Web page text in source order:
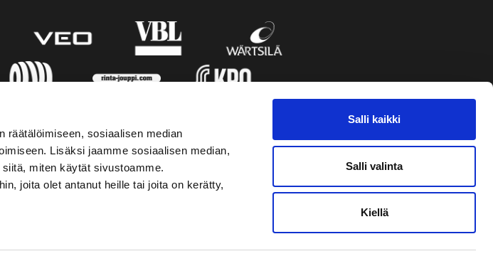
räätälöimiseen, sosiaalisen median
Lisäksi jaamme sosiaalisen median,
miten käytät sivustoamme.
joita olet antanut heille tai joita on kerätty,
Salli kaikki
Salli valinta
Kiellä
SOSIAALINEN MEDIA VAASAN SPORT UUTISKIRJE